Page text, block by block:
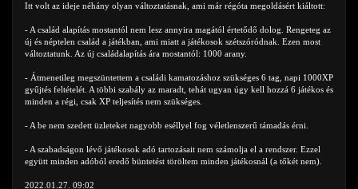
Itt volt az ideje néhány olyan változtatásnak, ami már régóta megoldásért kiáltott:
- A család alapítás mostantól nem lesz annyira magától értetődő dolog. Rengeteg az
új és néptelen család a játékban, ami miatt a játékosok szétszóródnak. Ezen most
változtatunk. Az új családalapítás ára mostantól: 1000 arany.
- Átmenetileg megszüntettem a családi kamatozáshoz szükséges 6 tag, napi 1000XP
gyűjtés feltételét. A többi szabály az maradt, tehát ugyan úgy kell hozzá 6 játékos és
minden a régi, csak XP teljesítés nem szükséges.
- A be nem szedett üzleteket nagyobb eséllyel fog véletlenszerű támadás érni.
- A szabadságon lévő játékosok adó tartozásait nem számolja el a rendszer. Ezzel
együtt minden adóból eredő büntetést töröltem minden játékosnál (a tőkét nem).
2022.01.27. 09:02